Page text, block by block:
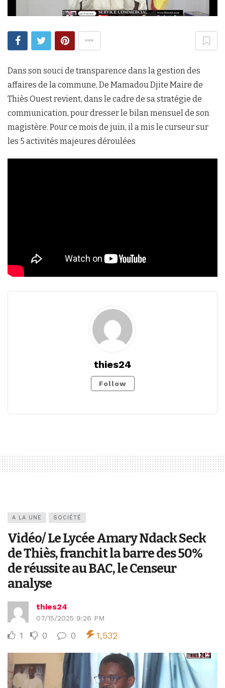
Dans son souci de transparence dans la gestion des
affaires de la commune, De Mamadou Djite Maire de
Thiès Ouest revient, dans le cadre de sa stratégie de
communication, pour dresser le bilan mensuel de son
magistère. Pour ce mois de juin, il a mis le curseur sur
les 5 activités majeures déroulées
thies24
Follow
A LA UNE SOCIÉTÉ
Vidéo/ Le Lycée Amary Ndack Seck
de Thiès, franchit la barre des 50%
de réussite au BAC, le Censeur
analyse
thies24
07/15/2025 9:26 PM
1 0 0 1,532